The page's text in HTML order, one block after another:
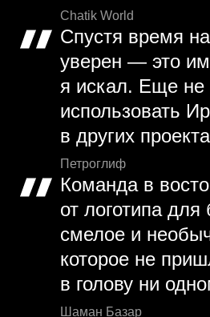
Chatik World
Спустя время
уверен — это
я искал. Еще не
использовать
в других
Петроглиф
Команда в
от логотипа для
смелое и
которое не
в голову ни
Шаман Базар